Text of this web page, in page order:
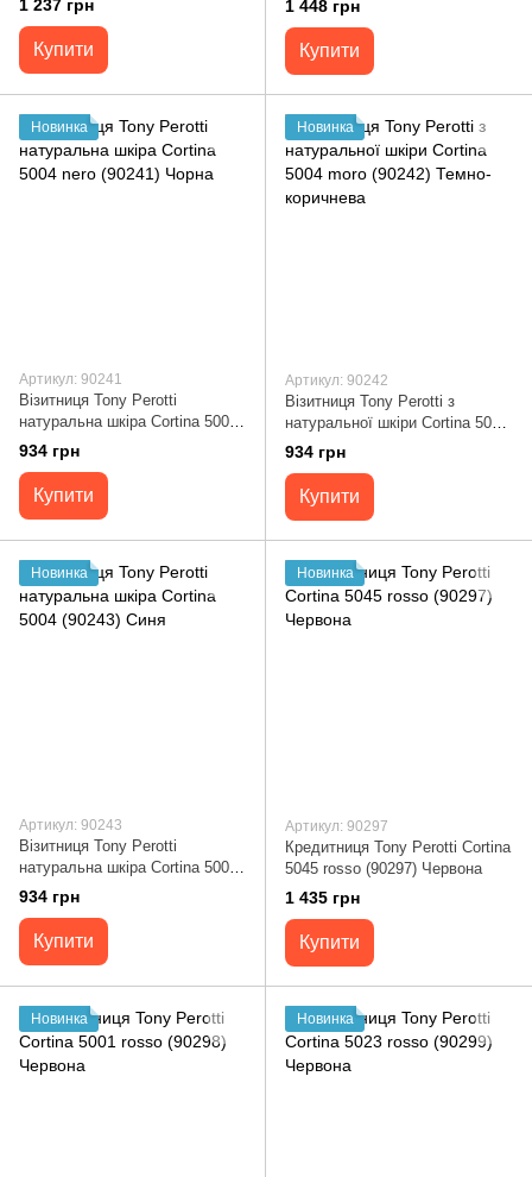
1 237 грн
Купити
1 448 грн
Купити
Новинка
Артикул: 90241
Візитниця Tony Perotti
натуральна шкіра Cortina 5004
nero (90241) Чорна
934 грн
Купити
Новинка
Артикул: 90242
Візитниця Tony Perotti з
натуральної шкіри Cortina 5004
moro (90242) Темно-коричнева
934 грн
Купити
Новинка
Артикул: 90243
Візитниця Tony Perotti
натуральна шкіра Cortina 5004
(90243) Синя
934 грн
Купити
Новинка
Артикул: 90297
Кредитниця Tony Perotti Cortina
5045 rosso (90297) Червона
1 435 грн
Купити
Новинка Новинка